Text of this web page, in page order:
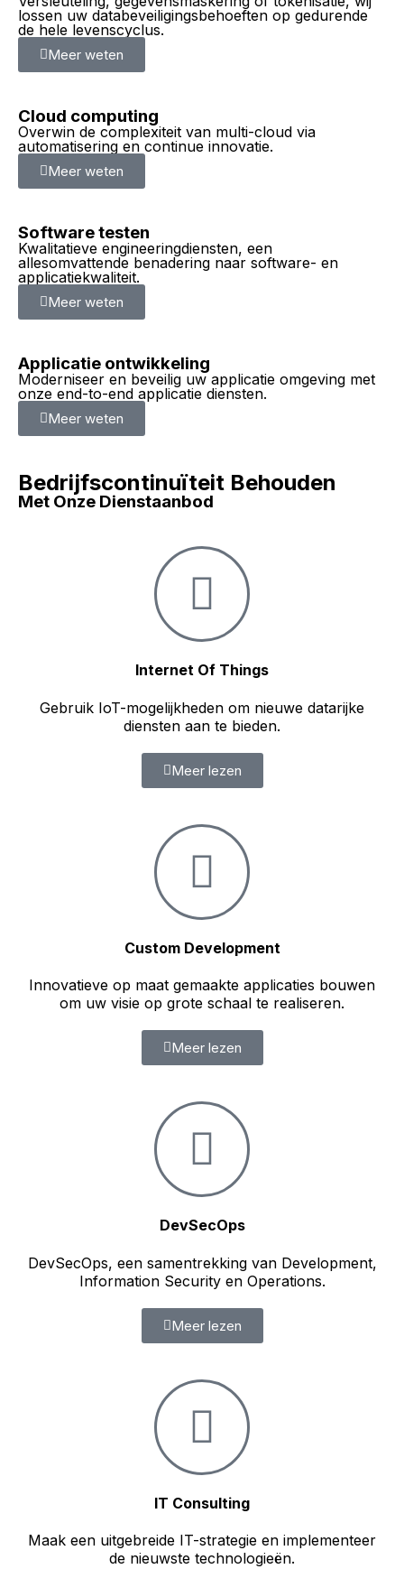
lossen uw databeveiligingsbehoeften op gedurende
de hele levenscyclus.
Meer weten
Cloud computing
Overwin de complexiteit van multi-cloud via
automatisering en continue innovatie.
Meer weten
Software testen
Kwalitatieve engineeringdiensten, een
allesomvattende benadering naar software- en
applicatiekwaliteit.
Meer weten
Applicatie ontwikkeling
Moderniseer en beveilig uw applicatie omgeving met
onze end-to-end applicatie diensten.
Meer weten
Bedrijfscontinuïteit Behouden
Met Onze Dienstaanbod
Internet Of Things
Gebruik IoT-mogelijkheden om nieuwe datarijke
diensten aan te bieden.
Meer lezen
Custom Development
Innovatieve op maat gemaakte applicaties bouwen
om uw visie op grote schaal te realiseren.
Meer lezen
DevSecOps
DevSecOps, een samentrekking van Development,
Information Security en Operations.
Meer lezen
IT Consulting
Maak een uitgebreide IT-strategie en implementeer
de nieuwste technologieën.